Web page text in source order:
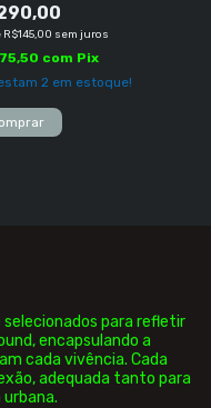
R$145,00 sem juros
com Pix
2 em estoque!
para refletir
encapsulando a
cada vivência. Cada
adequada tanto para